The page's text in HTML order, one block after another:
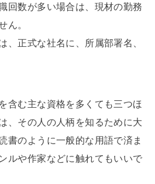
回数が多い場合は、現材の勤務
ん。
、正式な社名に、所属部署名、
含む主な資格を多くても三つほ
、その人の人柄を知るために大
書のように一般的な用語で済ま
ルや作家などに触れてもいいで